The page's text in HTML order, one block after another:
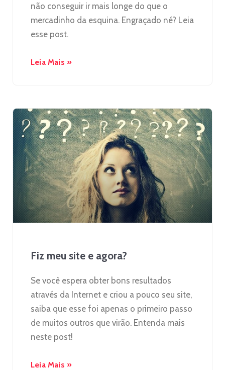
não conseguir ir mais longe do que o
mercadinho da esquina. Engraçado né? Leia
esse post.
Leia Mais »
Fiz meu site e agora?
Se você espera obter bons resultados
através da Internet e criou a pouco seu site,
saiba que esse foi apenas o primeiro passo
de muitos outros que virão. Entenda mais
neste post!
Leia Mais »